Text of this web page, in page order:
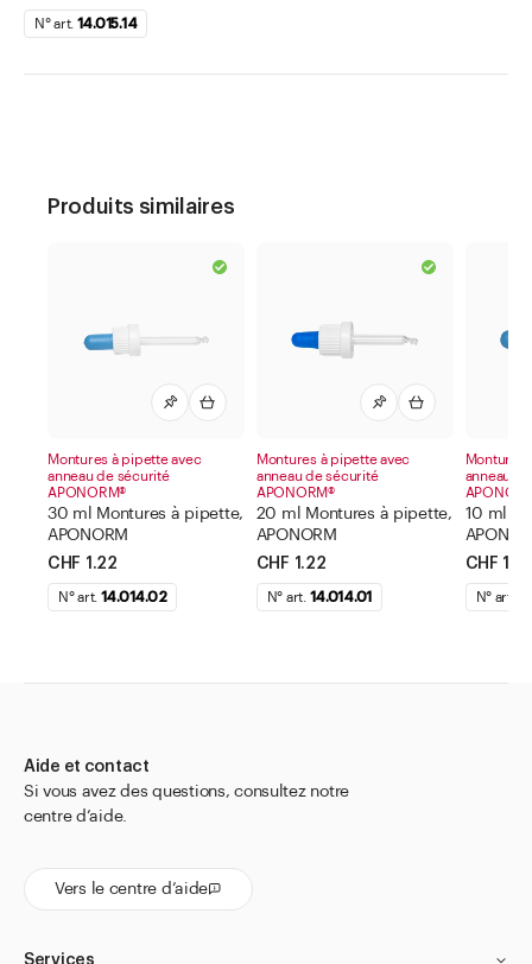
N° art. 14.015.14
Produits similaires
Montures à pipette avec
anneau de sécurité
APONORM®
30 ml Montures à pipette,
APONORM
CHF 1.22
N° art. 14.014.02
Montures à pipette avec
anneau de sécurité
APONORM®
20 ml Montures à pipette,
APONORM
CHF 1.22
N° art. 14.014.01
Montures
anneau
10 ml
CHF
N° art.
Aide et contact
Si vous avez des questions, consultez notre
centre d’aide.
Vers le centre d’aide
Services